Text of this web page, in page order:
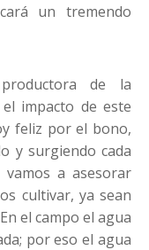
un tremendo
de la
impacto de este
feliz por el bono,
y surgiendo cada
a asesorar
cultivar, ya sean
el campo el agua
por eso el agua